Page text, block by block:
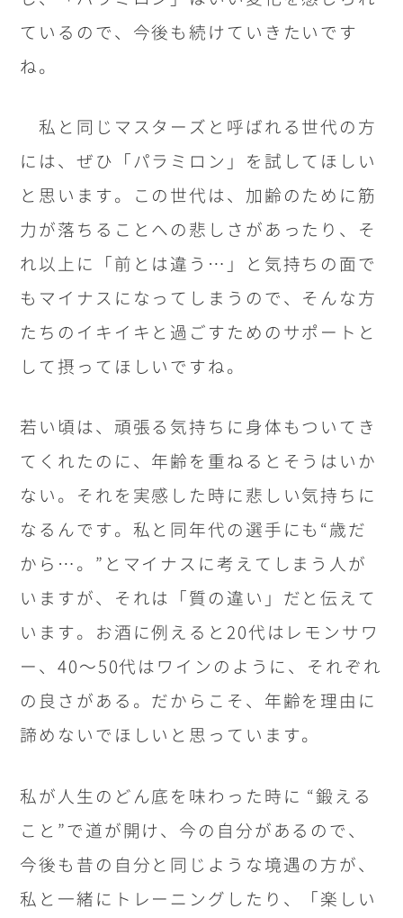
ているので、今後も続けていきたいです
ね。
私と同じマスターズと呼ばれる世代の方
には、ぜひ「パラミロン」を試してほしい
と思います。この世代は、加齢のために筋
力が落ちることへの悲しさがあったり、そ
れ以上に「前とは違う…」と気持ちの面で
もマイナスになってしまうので、そんな方
たちのイキイキと過ごすためのサポートと
して摂ってほしいですね。
若い頃は、頑張る気持ちに身体もついてき
てくれたのに、年齢を重ねるとそうはいか
ない。それを実感した時に悲しい気持ちに
なるんです。私と同年代の選手にも“歳だ
から…。”とマイナスに考えてしまう人が
いますが、それは「質の違い」だと伝えて
います。お酒に例えると20代はレモンサワ
ー、40～50代はワインのように、それぞれ
の良さがある。だからこそ、年齢を理由に
諦めないでほしいと思っています。
私が人生のどん底を味わった時に “鍛える
こと”で道が開け、今の自分があるので、
今後も昔の自分と同じような境遇の方が、
私と一緒にトレーニングしたり、「楽しい